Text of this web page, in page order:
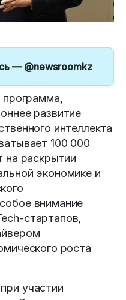
— @newsroomkz
программа,
развитие
интеллекта
100 000
на раскрытии
экономике и
внимание
стартапов,
роста
участии